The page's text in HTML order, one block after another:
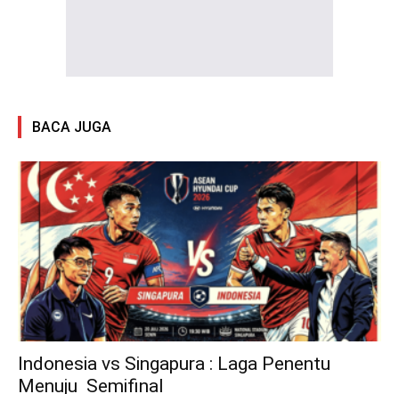
BACA JUGA
Indonesia vs Singapura : Laga Penentu
Menuju Semifinal